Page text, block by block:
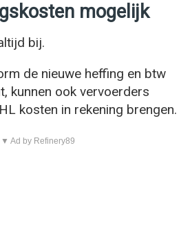
mogelijk
bij.
de nieuwe heffing en btw
kunnen ook vervoerders
kosten in rekening brengen.
▼ Ad by Refinery89